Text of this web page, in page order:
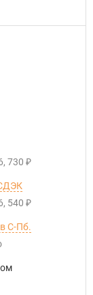
730 ₽
540 ₽
С-Пб.